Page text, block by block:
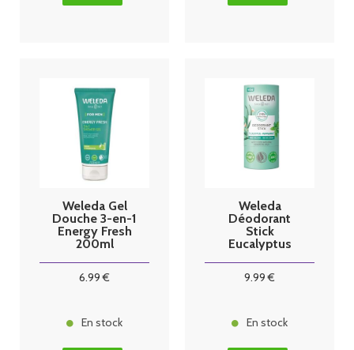
Weleda Gel
Douche 3-en-1
Energy Fresh
200ml
6.99 €
En stock
Weleda
Déodorant
Stick
Eucalyptus
9.99 €
En stock